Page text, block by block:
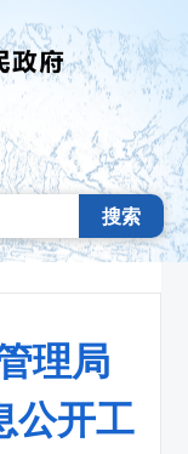
搜索
理局
公开工